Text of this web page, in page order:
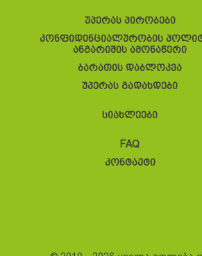
უპერას პირობები
კონფიდენციალურობის
ანგარიშის ამონაწერი
ბარათის დაბლოკვა
უპერას გადახდები
სიახლეები
FAQ
კონტაქტი